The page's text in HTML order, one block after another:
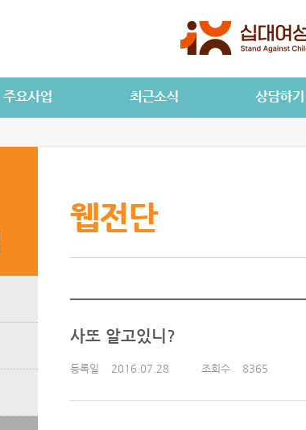
웹전단
사또 알고있니?
등록일 2016.07.28 조회수 8365